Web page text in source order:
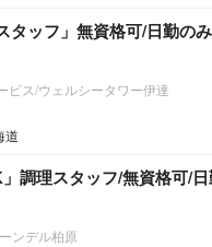
タッフ」無資格可/日勤の
ビス/ウェルシータワー伊達
道
」調理スタッフ/無資格可/
ンデル柏原